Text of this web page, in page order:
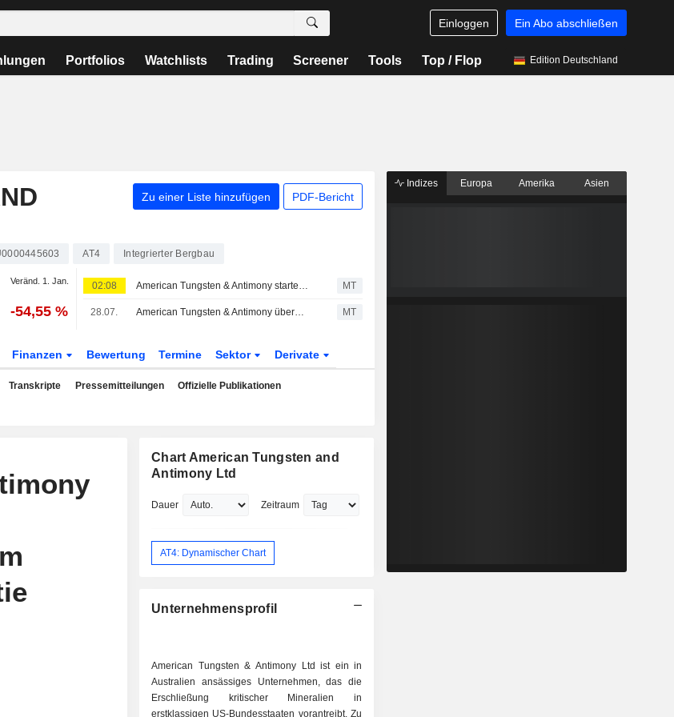
Einloggen Ein Abo abschließen
Portfolios Watchlists Trading Screener Tools Top / Flop Edition Deutschland
Zu einer Liste hinzufügen PDF-Bericht
AT4 Integrierter Bergbau
Veränd. 1. Jan.
-54,55 %
02:08 American Tungsten & Antimony startet Hochlauf und Expansionsplanung in Antimonmine in Arizona und Raffinerie in Nevada MT
28.07. American Tungsten & Antimony übernimmt Hydrometallurgie-Antimonflockenraffinerie in Nevada und Antimonmine in Arizona MT
Finanzen Bewertung Termine Sektor Derivate
Transkripte Pressemitteilungen Offizielle Publikationen
Chart American Tungsten and
Antimony Ltd
Dauer Zeitraum
AT4: Dynamischer Chart
Unternehmensprofil
American Tungsten & Antimony Ltd ist ein in
Australien ansässiges Unternehmen, das die
Erschließung kritischer Mineralien in
erstklassigen US-Bundesstaaten vorantreibt. Zu
Indizes Europa Amerika Asien